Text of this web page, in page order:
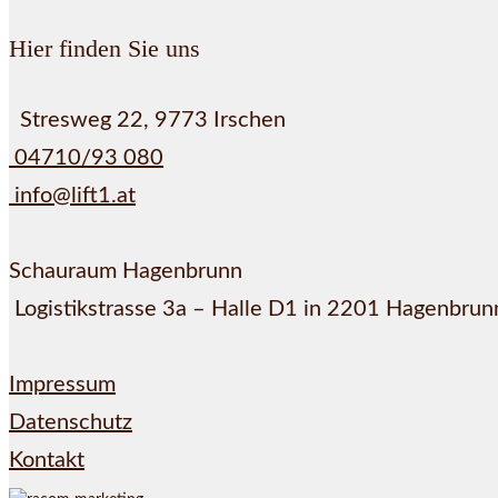
Hier finden Sie uns
Stresweg 22, 9773 Irschen
04710/93 080
info@lift1.at
Schauraum Hagenbrunn
Logistikstrasse 3a – Halle D1 in 2201
Impressum
Datenschutz
Kontakt